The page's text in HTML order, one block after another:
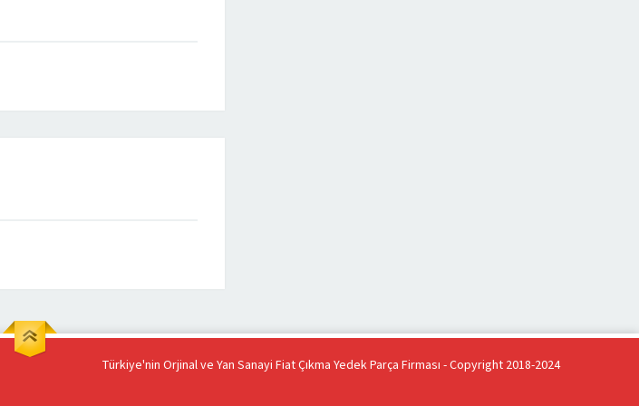
Türkiye'nin Orjinal ve Yan Sanayi Fiat Çıkma Yedek Parça Firması - Copyright 2018-2024